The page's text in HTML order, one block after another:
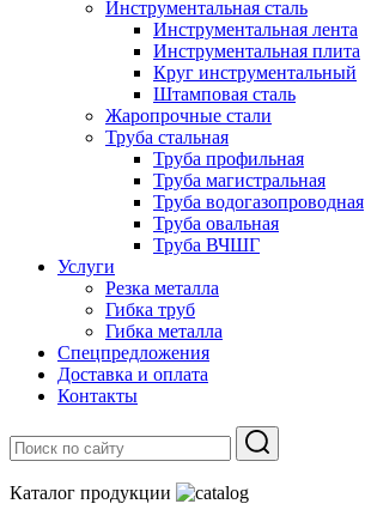
Инструментальная сталь
Инструментальная лента
Инструментальная плита
Круг инструментальный
Штамповая сталь
Жаропрочные стали
Труба стальная
Труба профильная
Труба магистральная
Труба водогазопроводная
Труба овальная
Труба ВЧШГ
Услуги
Резка металла
Гибка труб
Гибка металла
Спецпредложения
Доставка и оплата
Контакты
Каталог продукции